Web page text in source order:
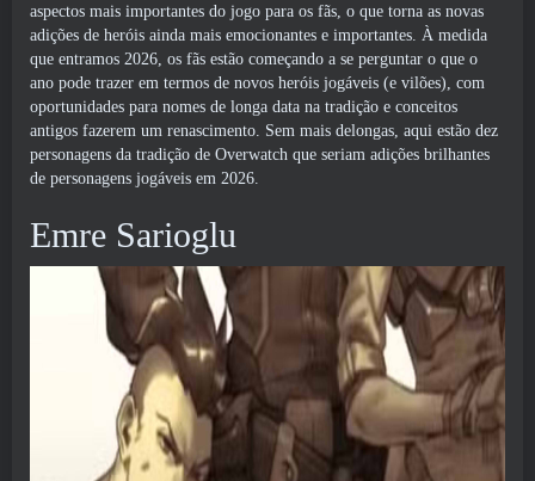
aspectos mais importantes do jogo para os fãs, o que torna as novas
adições de heróis ainda mais emocionantes e importantes. À medida
que entramos 2026, os fãs estão começando a se perguntar o que o
ano pode trazer em termos de novos heróis jogáveis (e vilões), com
oportunidades para nomes de longa data na tradição e conceitos
antigos fazerem um renascimento. Sem mais delongas, aqui estão dez
personagens da tradição de Overwatch que seriam adições brilhantes
de personagens jogáveis ​​​​em 2026.
Emre Sarioglu